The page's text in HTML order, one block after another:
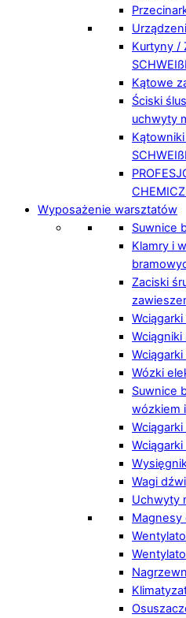
Kurtyny /
Kątowe
Ściski
uchwyty
Wyposażenie warsztatów
Suwnice
Klamry i
Zaciski
Wózki
Suwnice
wózkiem
Wagi
Uchwyty